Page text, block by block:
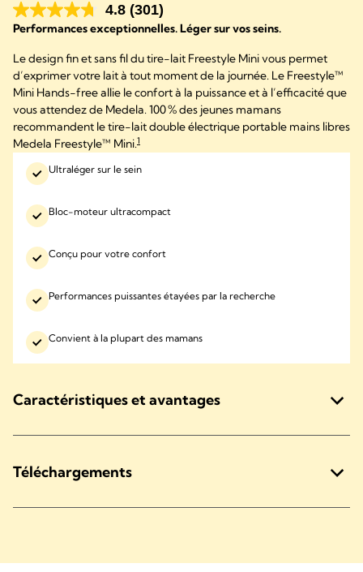
4.8 (301)
Performances exceptionnelles. Léger sur vos seins.
Le design fin et sans fil du tire-lait Freestyle Mini vous permet
d’exprimer votre lait à tout moment de la journée. Le Freestyle™
Mini Hands-free allie le confort à la puissance et à l’efficacité que
vous attendez de Medela. 100 % des jeunes mamans
recommandent le tire-lait double électrique portable mains libres
Medela Freestyle™ Mini.1
Ultraléger sur le sein
Bloc-moteur ultracompact
Conçu pour votre confort
Performances puissantes étayées par la recherche
Convient à la plupart des mamans
Caractéristiques et avantages
Téléchargements